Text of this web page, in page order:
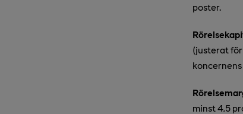
poster.
(justerat
minst 4,5